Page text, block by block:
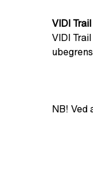
VIDI Trail
VIDI
NB! Ved